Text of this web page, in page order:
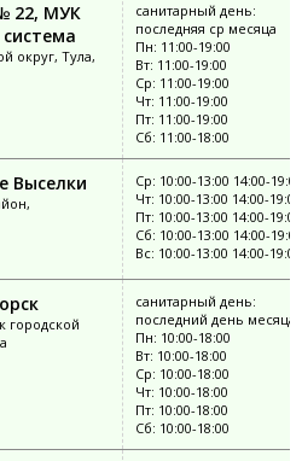
22, МУК
округ, Тула,
санитарный день:
последняя ср месяца
Пн: 11:00-19:00
Вт: 11:00-19:00
Ср: 11:00-19:00
Чт: 11:00-19:00
Пт: 11:00-19:00
Сб: 11:00-18:00
Выселки
Ср: 10:00-13:00 14:00-19:00
Чт: 10:00-13:00 14:00-19:00
Пт: 10:00-13:00 14:00-19:00
Сб: 10:00-13:00 14:00-19:00
Вс: 10:00-13:00 14:00-19:00
городской
санитарный день:
последний день месяца
Пн: 10:00-18:00
Вт: 10:00-18:00
Ср: 10:00-18:00
Чт: 10:00-18:00
Пт: 10:00-18:00
Сб: 10:00-18:00